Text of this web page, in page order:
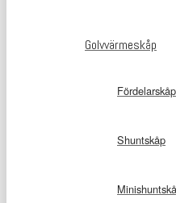
Golvvärmeskåp
Fördelarskåp
Shuntskåp